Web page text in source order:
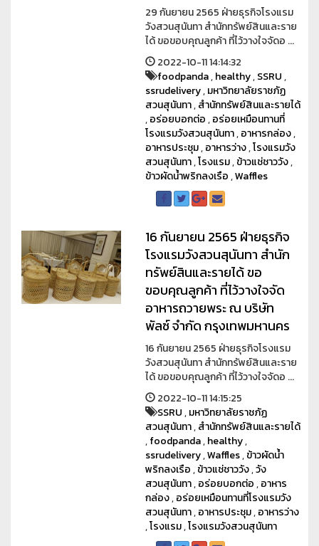
29 กันยายน 2565 ฝ่ายธุรกิจโรงแรม
วังสวนสุนันทา สำนักทรัพย์สินและราย
ได้ ขอขอบคุณลูกค้า ที่ไว้วางใจจัดอ ...
2022-10-11 14:14:32
foodpanda,healthy,SSRU,
ssrudelivery,มหาวิทยาลัยราชภัฏ
สวนสุนันทา,สำนักทรัพย์สินและรายได้
,อร่อยบอกต่อ,อร่อยเหมือนทานที่
โรงแรมวังสวนสุนันทา,อาหารกล่อง,
อาหารประชุม,อาหารว่าง,โรงแรมวัง
สวนสุนันทา,โรงแรม,ข้าวแช่ชาววัง,
ข้าวผัดน้ำพริกลงเรือ,Waffles
16 กันยายน 2565 ฝ่ายธุรกิจ
โรงแรมวังสวนสุนันทา สำนัก
ทรัพย์สินและรายได้ ขอ
ขอบคุณลูกค้า ที่ไว้วางใจจัด
อาหารถวายพระ ณ บริษัท
พัลซ์ จำกัด กรุงเทพมหานคร
16 กันยายน 2565 ฝ่ายธุรกิจโรงแรม
วังสวนสุนันทา สำนักทรัพย์สินและราย
ได้ ขอขอบคุณลูกค้า ที่ไว้วางใจจัดอ ...
2022-10-11 14:15:25
SSRU,มหาวิทยาลัยราชภัฏ
สวนสุนันทา,สำนักทรัพย์สินและรายได้
,foodpanda,healthy,
ssrudelivery,Waffles,ข้าวผัดน้ำ
พริกลงเรือ,ข้าวแช่ชาววัง,วัง
สวนสุนันทา,อร่อยบอกต่อ,อาหาร
กล่อง,อร่อยเหมือนทานที่โรงแรมวัง
สวนสุนันทา,อาหารประชุม,อาหารว่าง
,โรงแรม,โรงแรมวังสวนสุนันทา